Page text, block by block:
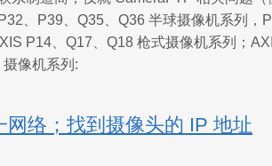
、P39、Q35、Q36 半球摄像机系列，
P14、Q17、Q18 枪式摄像机系列；
像机系列:
络；找到摄像头的 IP 地址